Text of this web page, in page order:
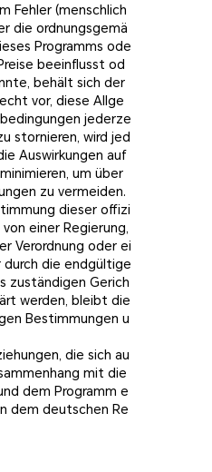
Fehler (menschlich
die ordnungsgemä
Programms ode
beeinflusst od
behält sich der
vor, diese Allge
jederze
stornieren, wird jed
Auswirkungen auf
um über
zu vermeiden.
dieser offizi
einer Regierung,
Verordnung oder ei
durch die endgültige
zuständigen Gerich
werden, bleibt die
Bestimmungen u
die sich au
mit die
dem Programm e
dem deutschen Re